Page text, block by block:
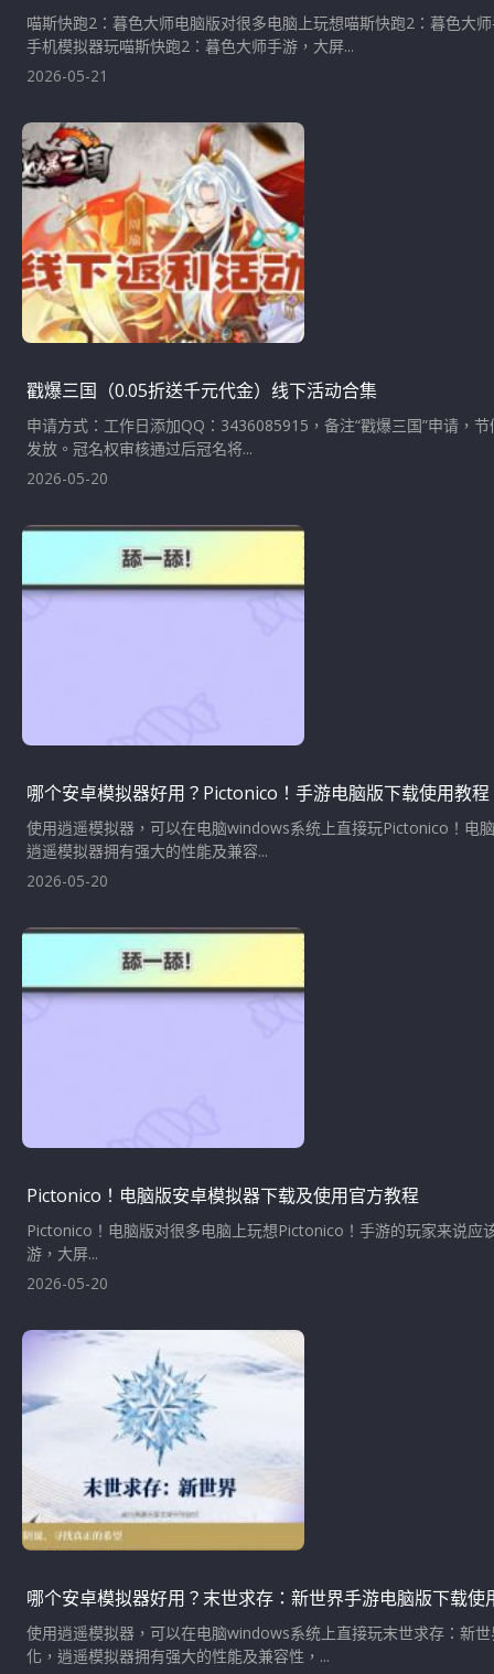
喵斯快跑2：暮色大师电脑版对很多电脑上玩想喵斯快跑2：暮色大
手机模拟器玩喵斯快跑2：暮色大师手游，大屏...
2026-05-21
戳爆三国（0.05折送千元代金）线下活动合集
申请方式：工作日添加QQ：3436085915，备注“戳爆三国”申请，
发放。冠名权审核通过后冠名将...
2026-05-20
哪个安卓模拟器好用？Pictonico！手游电脑版下载使用教程
使用逍遥模拟器，可以在电脑windows系统上直接玩Pictonico！电
逍遥模拟器拥有强大的性能及兼容...
2026-05-20
Pictonico！电脑版安卓模拟器下载及使用官方教程
Pictonico！电脑版对很多电脑上玩想Pictonico！手游的玩家来说
游，大屏...
2026-05-20
哪个安卓模拟器好用？末世求存：新世界手游电脑版下载使
使用逍遥模拟器，可以在电脑windows系统上直接玩末世求存：新
化，逍遥模拟器拥有强大的性能及兼容性，...